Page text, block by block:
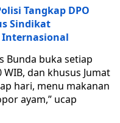
Tangkap DPO
Sindikat
Internasional
Bunda buka setiap
dan khusus Jumat
hari, menu makanan
ayam,” ucap